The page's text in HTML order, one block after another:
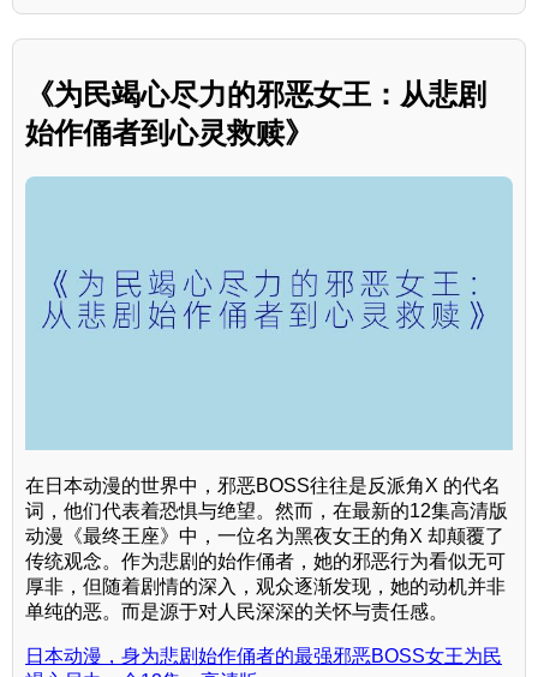
《为民竭心尽力的邪恶女王：从悲剧
始作俑者到心灵救赎》
在日本动漫的世界中，邪恶BOSS往往是反派角X 的代名
词，他们代表着恐惧与绝望。然而，在最新的12集高清版
动漫《最终王座》中，一位名为黑夜女王的角X 却颠覆了
传统观念。作为悲剧的始作俑者，她的邪恶行为看似无可
厚非，但随着剧情的深入，观众逐渐发现，她的动机并非
单纯的恶。而是源于对人民深深的关怀与责任感。
日本动漫，身为悲剧始作俑者的最强邪恶BOSS女王为民